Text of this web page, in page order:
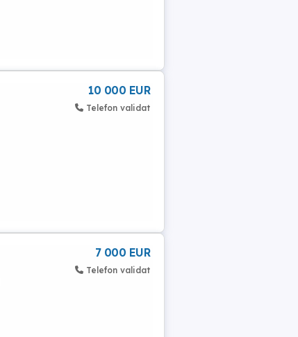
10 000 EUR
Telefon validat
7 000 EUR
Telefon validat